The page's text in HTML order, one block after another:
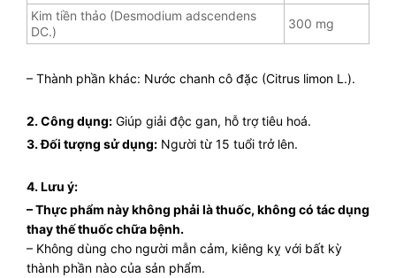
Kim tiền thảo (Desmodium adscendens
DC.)
300 mg
– Thành phần khác: Nước chanh cô đặc (Citrus limon L.).
2. Công dụng: Giúp giải độc gan, hỗ trợ tiêu hoá.
3. Đối tượng sử dụng: Người từ 15 tuổi trở lên.
4. Lưu ý:
– Thực phẩm này không phải là thuốc, không có tác dụng
thay thế thuốc chữa bệnh.
– Không dùng cho người mẫn cảm, kiêng kỵ với bất kỳ
thành phần nào của sản phẩm.